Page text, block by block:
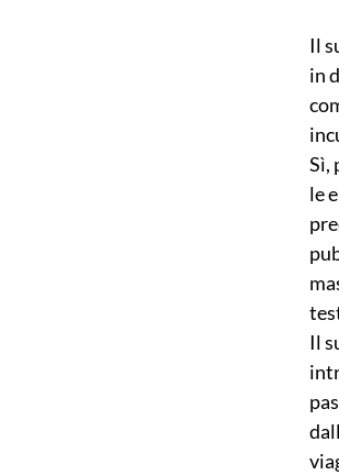
Il
in
Sì,
le
Il